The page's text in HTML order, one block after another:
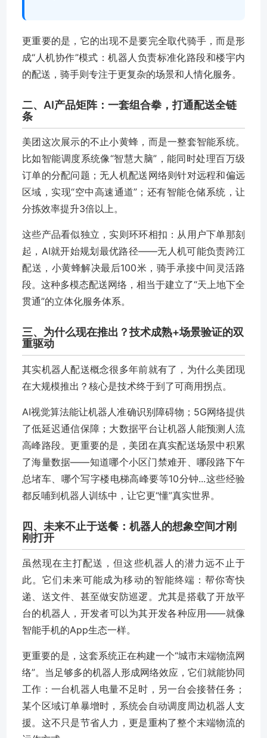
更重要的是，它的出现不是要完全取代骑手，而是形
成“人机协作”模式：机器人负责标准化路段和楼宇内
的配送，骑手则专注于更复杂的场景和人情化服务。
二、AI产品矩阵：一套组合拳，打通配送全链
条
美团这次展示的不止小黄蜂，而是一整套智能系统。
比如智能调度系统像“智慧大脑”，能同时处理百万级
订单的分配问题；无人机配送网络则针对远程和偏远
区域，实现“空中高速通道”；还有智能仓储系统，让
分拣效率提升3倍以上。
这些产品看似独立，实则环环相扣：从用户下单那刻
起，AI就开始规划最优路径——无人机可能负责跨江
配送，小黄蜂解决最后100米，骑手承接中间灵活路
段。这种多模态配送网络，相当于建立了“天上地下全
贯通”的立体化服务体系。
三、为什么现在推出？技术成熟+场景验证的双
重驱动
其实机器人配送概念很多年前就有了，为什么美团现
在大规模推出？核心是技术终于到了可商用拐点。
AI视觉算法能让机器人准确识别障碍物；5G网络提供
了低延迟通信保障；大数据平台让机器人能预测人流
高峰路段。更重要的是，美团在真实配送场景中积累
了海量数据——知道哪个小区门禁难开、哪段路下午
总堵车、哪个写字楼电梯高峰要等10分钟...这些经验
都反哺到机器人训练中，让它更“懂”真实世界。
四、未来不止于送餐：机器人的想象空间才刚
刚打开
虽然现在主打配送，但这些机器人的潜力远不止于
此。它们未来可能成为移动的智能终端：帮你寄快
递、送文件、甚至做安防巡逻。尤其是搭载了开放平
台的机器人，开发者可以为其开发各种应用——就像
智能手机的App生态一样。
更重要的是，这套系统正在构建一个“城市末端物流网
络”。当足够多的机器人形成网络效应，它们就能协同
工作：一台机器人电量不足时，另一台会接替任务；
某个区域订单暴增时，系统会自动调度周边机器人支
援。这不只是节省人力，更是重构了整个末端物流的